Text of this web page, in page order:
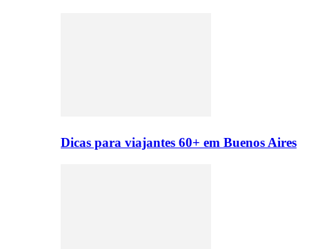
Dicas para viajantes 60+ em Buenos Aires